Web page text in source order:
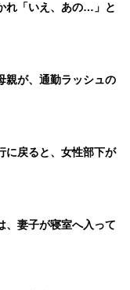
れ「いえ、あの…」と
親が、通勤ラッシュの
に戻ると、女性部下が
、妻子が寝室へ入って